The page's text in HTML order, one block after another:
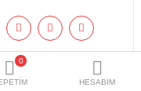
0
HESABIM